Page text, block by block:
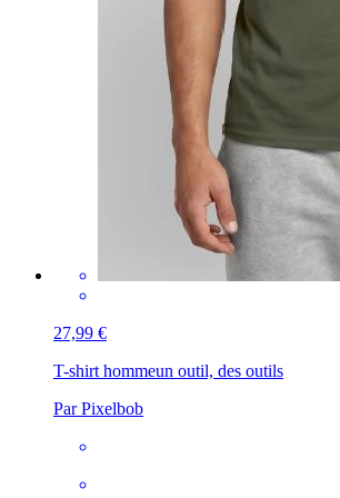
27,99 €
T-shirt hommeun outil, des outils
Par Pixelbob